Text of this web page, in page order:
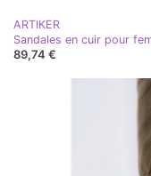
ARTIKER
89,74 €